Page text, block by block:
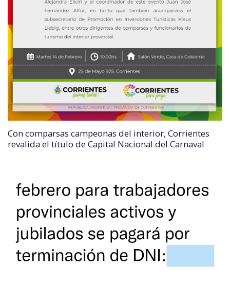
Con comparsas campeonas del interior, Corrientes
revalida el título de Capital Nacional del Carnaval